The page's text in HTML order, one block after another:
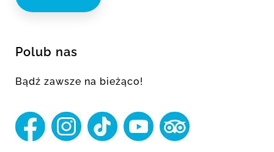
Polub nas
Bądź zawsze na bieżąco!